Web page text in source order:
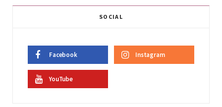
SOCIAL
Facebook Instagram
YouTube